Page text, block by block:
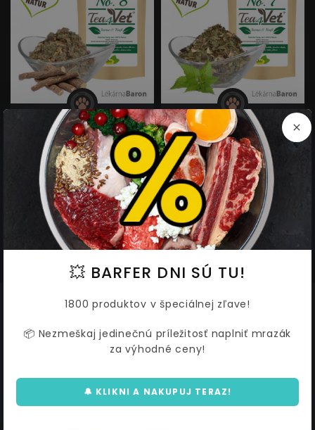
Čajová zmes Pečeň 150 g -
cdVet
21,96 20,20 €
Čajová zmes Obličky 100 g -
cdVet
13,84 12,73 €
INSTAGRAM
💥 BARFER DNI SÚ TU!
1800 produktov v špeciálnej zľave!
📦 Nezmeškaj jedinečnú príležitosť naplniť mrazák
za výhodné ceny!
🔔 KLIKNI A NAKUPUJ TERAZ!